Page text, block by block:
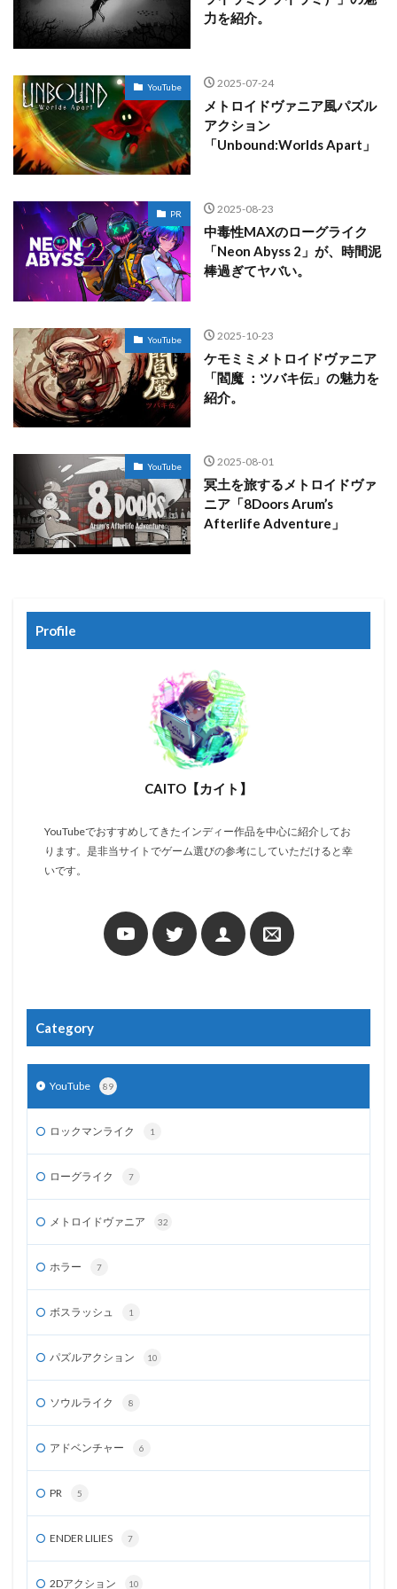
力を紹介。
YouTube 2025-07-24
メトロイドヴァニア風パズル
アクション
「Unbound:Worlds Apart」
PR 2025-08-23
中毒性MAXのローグライク
「Neon Abyss 2」が、時間泥
棒過ぎてヤバい。
YouTube 2025-10-23
ケモミミメトロイドヴァニア
「閻魔 ：ツバキ伝」の魅力を
紹介。
YouTube 2025-08-01
冥土を旅するメトロイドヴァ
ニア「8Doors Arum’s
Afterlife Adventure」
Profile
CAITO【カイト】
YouTubeでおすすめしてきたインディー作品を中心に紹介してお
ります。是非当サイトでゲーム選びの参考にしていただけると幸
いです。
Category
YouTube 89
ロックマンライク 1
ローグライク 7
メトロイドヴァニア 32
ホラー 7
ボスラッシュ 1
パズルアクション 10
ソウルライク 8
アドベンチャー 6
PR 5
ENDER LILIES 7
2Dアクション 10